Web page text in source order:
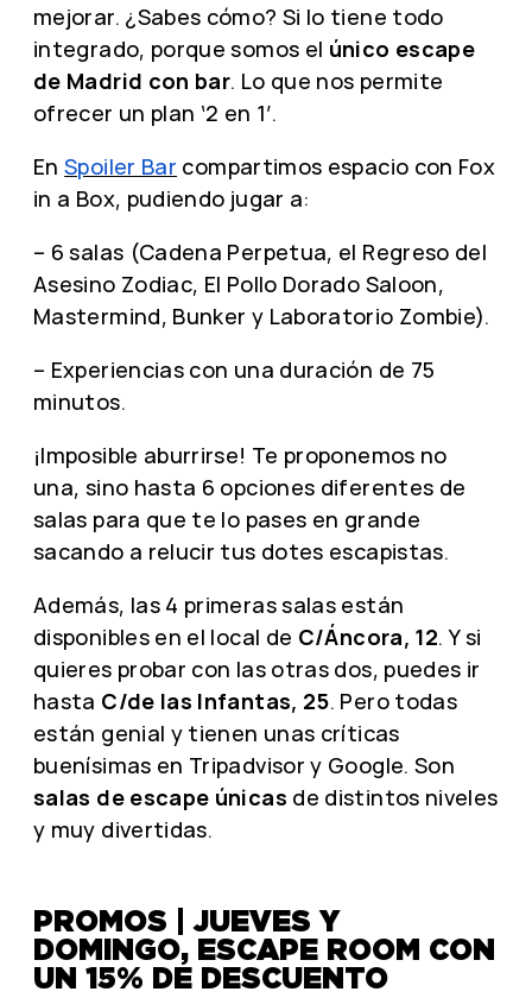
mejorar. ¿Sabes cómo? Si lo tiene todo
integrado, porque somos el único escape
de Madrid con bar. Lo que nos permite
ofrecer un plan ‘2 en 1’.
EnSpoiler Bar compartimos espacio con Fox
in a Box, pudiendo jugar a:
– 6 salas (Cadena Perpetua, el Regreso del
Asesino Zodiac, El Pollo Dorado Saloon,
Mastermind, Bunker y Laboratorio Zombie).
– Experiencias con una duración de 75
minutos.
¡Imposible aburrirse! Te proponemos no
una, sino hasta 6 opciones diferentes de
salas para que te lo pases en grande
sacando a relucir tus dotes escapistas.
Además, las 4 primeras salas están
disponibles en el local de C/Áncora, 12. Y si
quieres probar con las otras dos, puedes ir
hasta C/de las Infantas, 25. Pero todas
están genial y tienen unas críticas
buenísimas en Tripadvisor y Google. Son
salas de escape únicas de distintos niveles
y muy divertidas.
PROMOS | JUEVES Y
DOMINGO, ESCAPE ROOM CON
UN 15% DE DESCUENTO